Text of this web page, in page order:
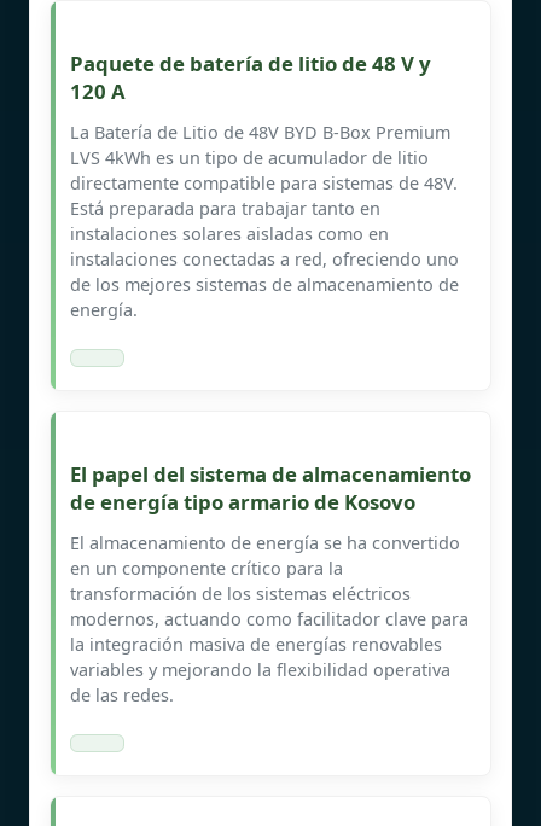
Paquete de batería de litio de 48 V y
120 A
La Batería de Litio de 48V BYD B-Box Premium
LVS 4kWh es un tipo de acumulador de litio
directamente compatible para sistemas de 48V.
Está preparada para trabajar tanto en
instalaciones solares aisladas como en
instalaciones conectadas a red, ofreciendo uno
de los mejores sistemas de almacenamiento de
energía.
El papel del sistema de almacenamiento
de energía tipo armario de Kosovo
El almacenamiento de energía se ha convertido
en un componente crítico para la
transformación de los sistemas eléctricos
modernos, actuando como facilitador clave para
la integración masiva de energías renovables
variables y mejorando la flexibilidad operativa
de las redes.